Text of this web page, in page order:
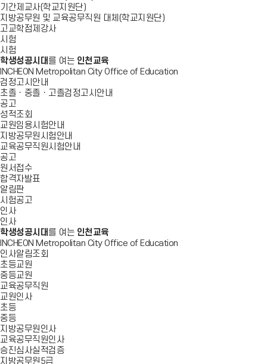
기간제교사(학교지원단)
지방공무원 및 교육공무직원 대체(학교지원단)
고교학점제강사
시험
시험
학생성공시대 를 여는 인천교육
INCHEON Metropolitan City Office of Education
검정고시안내
초졸ㆍ중졸ㆍ고졸검정고시안내
공고
성적조회
교원임용시험안내
지방공무원시험안내
교육공무직원시험안내
공고
원서접수
합격자발표
알림판
시험공고
인사
인사
학생성공시대 를 여는 인천교육
INCHEON Metropolitan City Office of Education
인사알림조회
초등교원
중등교원
교육공무직원
교원인사
초등
중등
지방공무원인사
교육공무직원인사
승진심사실적검증
지방공무원5급